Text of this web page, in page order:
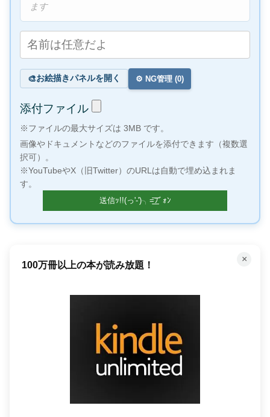
ます
🎨お絵描きパネルを開く ⚙️ NG管理 (0)
添付ファイル
※ファイルの最大サイズは 3MB です。
画像やドキュメントなどのファイルを添付できます（複数選
択可）。
※YouTubeやX（旧Twitter）のURLは自動で埋め込まれま
す。
×
100万冊以上の本が読み放題！